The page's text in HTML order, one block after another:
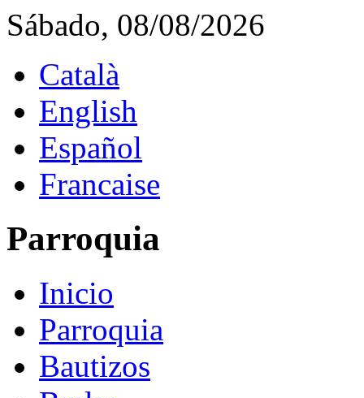
Sábado, 08/08/2026
Català
English
Español
Francaise
Parroquia
Inicio
Parroquia
Bautizos